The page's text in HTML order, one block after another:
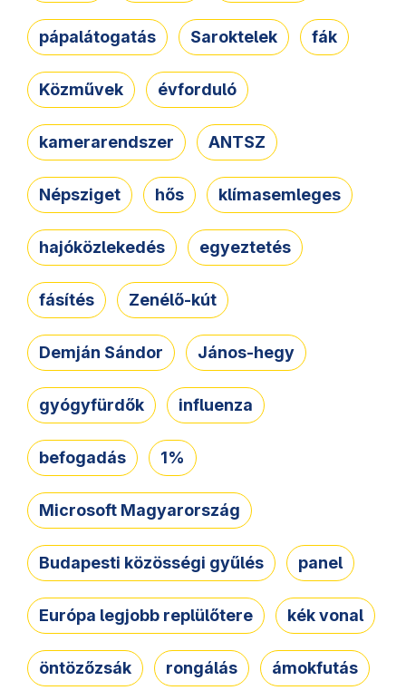
pápalátogatás Saroktelek fák
Közművek évforduló
kamerarendszer ANTSZ
Népsziget hős klímasemleges
hajóközlekedés egyeztetés
fásítés Zenélő-kút
Demján Sándor János-hegy
gyógyfürdők influenza
befogadás 1%
Microsoft Magyarország
Budapesti közösségi gyűlés panel
Európa legjobb replülőtere kék vonal
öntözőzsák rongálás ámokfutás